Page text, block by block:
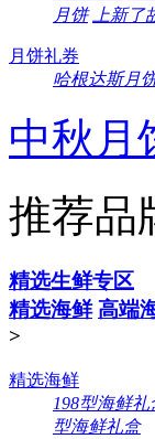
月饼
上新了
月饼礼券
哈根达斯月
中秋月
推荐品
精选生鲜专区
精选海鲜 高端
>
精选海鲜
198型海鲜礼
型海鲜礼盒